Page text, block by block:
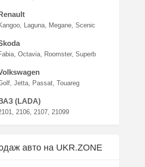
Laguna Megane Scenic
Octavia Roomster Superb
Jetta Passat Touareg
(LADA)
2106 2107 21099
авто на UKR.ZONE